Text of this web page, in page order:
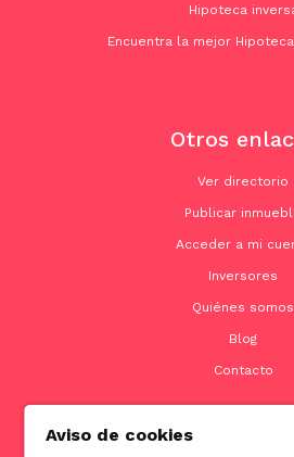
Hipoteca
Encuentra la mejor
Otros
Ver directorio
Publicar
Acceder a mi
Inversores
Quiénes somos
Blog
Contacto
Aviso de cookies